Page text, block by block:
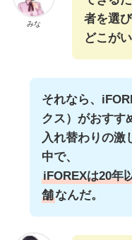
みな
者を選
どこが
それなら、
クス）がおすす
入れ替わりの激
中で、
iFOREXは20年
舗なんだ。